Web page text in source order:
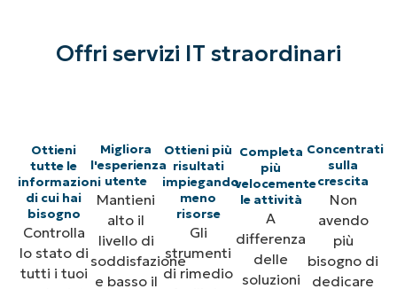
Offri servizi IT straordinari
Ottieni
tutte le
informazioni
di cui hai
bisogno
Controlla
lo stato di
tutti i tuoi
Migliora
l'esperienza
utente
Mantieni
alto il
livello di
soddisfazione
e basso il
Ottieni più
risultati
impiegando
meno
risorse
Gli
strumenti
di rimedio
Completa
più
velocemente
le attività
A
differenza
delle
soluzioni
Concentrati
sulla
crescita
Non
avendo
più
bisogno di
dedicare